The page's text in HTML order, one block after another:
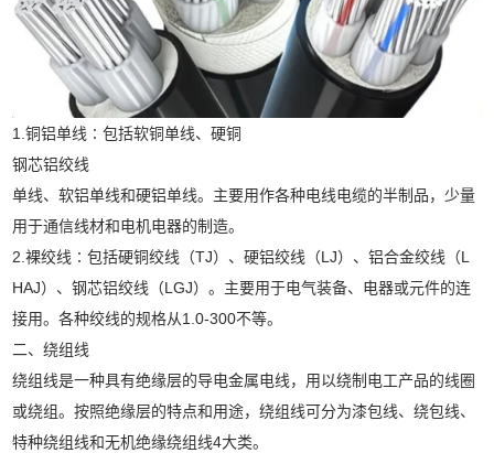
1.铜铝单线∶包括软铜单线、硬铜
钢芯铝绞线
单线、软铝单线和硬铝单线。主要用作各种电线电缆的半制品，少量
用于通信线材和电机电器的制造。
2.裸绞线∶包括硬铜绞线（TJ）、硬铝绞线（LJ）、铝合金绞线（L
HAJ）、钢芯铝绞线（LGJ）。主要用于电气装备、电器或元件的连
接用。各种绞线的规格从1.0-300不等。
二、绕组线
绕组线是一种具有绝缘层的导电金属电线，用以绕制电工产品的线圈
或绕组。按照绝缘层的特点和用途，绕组线可分为漆包线、绕包线、
特种绕组线和无机绝缘绕组线4大类。